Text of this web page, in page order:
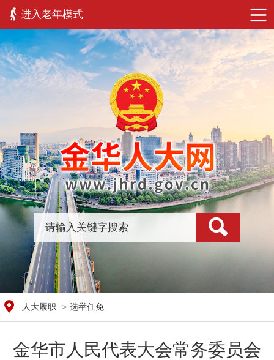
进入老年模式
人大履职 > 选举任免
金华市人民代表大会常务委员会